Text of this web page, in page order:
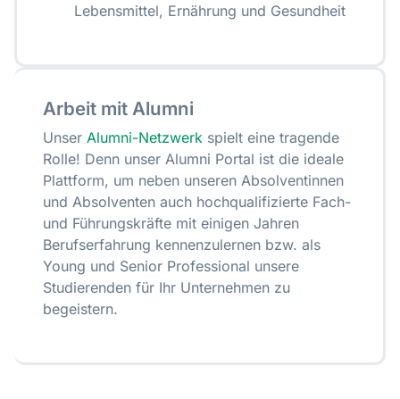
Lebensmittel, Ernährung und Gesundheit
Arbeit mit Alumni
Unser Alumni-Netzwerk spielt eine tragende
Rolle! Denn unser Alumni Portal ist die ideale
Plattform, um neben unseren Absolventinnen
und Absolventen auch hochqualifizierte Fach-
und Führungskräfte mit einigen Jahren
Berufserfahrung kennenzulernen bzw. als
Young und Senior Professional unsere
Studierenden für Ihr Unternehmen zu
begeistern.